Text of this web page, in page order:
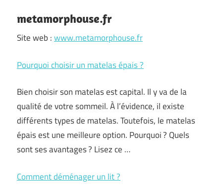
metamorphouse.fr
Site web :www.metamorphouse.fr
Pourquoi choisir un matelas épais ?
Bien choisir son matelas est capital. Il y va de la
qualité de votre sommeil. À l’évidence, il existe
différents types de matelas. Toutefois, le matelas
épais est une meilleure option. Pourquoi ? Quels
sont ses avantages ? Lisez ce …
Comment déménager un lit ?